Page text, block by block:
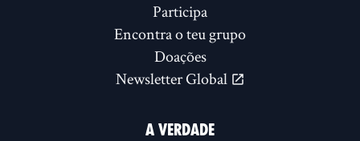
Participa
Encontra o teu grupo
Doações
Newsletter Global
A VERDADE